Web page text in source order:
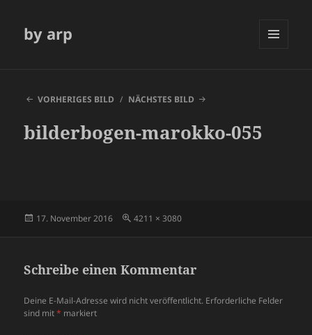
by arp
VORHERIGES BILD
NÄCHSTES BILD
bilderbogen-marokko-055
Veröffentlicht
17. November 2016
Volle
4211 × 3080
Schreibe einen Kommentar
Deine E-Mail-Adresse wird nicht veröffentlicht. Erforderliche Felder
sind mit* markiert